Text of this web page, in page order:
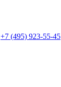
+7 (495) 923-55-45